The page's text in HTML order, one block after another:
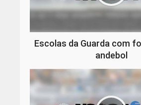
Escolas da Guarda com
andebol